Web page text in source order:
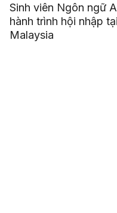
Sinh viên Ngôn ngữ
hành trình hội nhập
Malaysia